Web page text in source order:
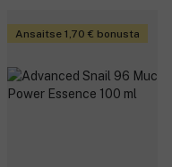
Ansaitse 1,70 € bonusta